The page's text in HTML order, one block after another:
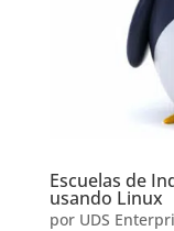
Escuelas de
usando Linux
por UDS